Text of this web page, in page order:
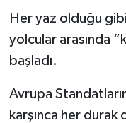
Her yaz olduğu
yolcular arasında
başladı.
Avrupa
karşınca her durak
Teknoloji
Televizyon
Turizm